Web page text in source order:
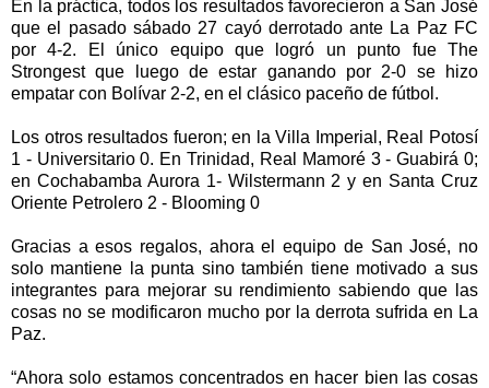
En la práctica, todos los resultados favorecieron a San José
que el pasado sábado 27 cayó derrotado ante La Paz FC
por 4-2. El único equipo que logró un punto fue The
Strongest que luego de estar ganando por 2-0 se hizo
empatar con Bolívar 2-2, en el clásico paceño de fútbol.
Los otros resultados fueron; en la Villa Imperial, Real Potosí
1 - Universitario 0. En Trinidad, Real Mamoré 3 - Guabirá 0;
en Cochabamba Aurora 1- Wilstermann 2 y en Santa Cruz
Oriente Petrolero 2 - Blooming 0
Gracias a esos regalos, ahora el equipo de San José, no
solo mantiene la punta sino también tiene motivado a sus
integrantes para mejorar su rendimiento sabiendo que las
cosas no se modificaron mucho por la derrota sufrida en La
Paz.
“Ahora solo estamos concentrados en hacer bien las cosas